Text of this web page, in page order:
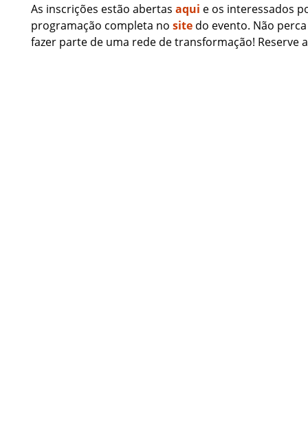
As inscrições estão abertas aqui e os interessados
programação completa no site do evento. Não
fazer parte de uma rede de transformação! Reserve